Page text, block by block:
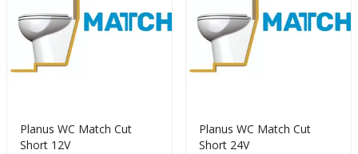
Planus WC Match Cut
Short 12V
Planus WC Match Cut
Short 24V